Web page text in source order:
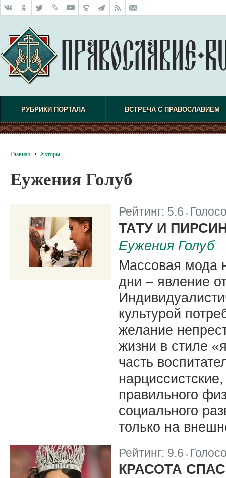
РУБРИКИ ПОРТАЛА ВСТРЕЧА С ПРАВОСЛАВИЕМ
Главная Авторы
Еужения Голуб
Рейтинг: 5.6
ТАТУ И
Еужения Голуб
Массовая мода
дни – явление
культурой
желание
жизни в стиле
часть
правильного
социального
только на
Рейтинг: 9.6
КРАСОТА